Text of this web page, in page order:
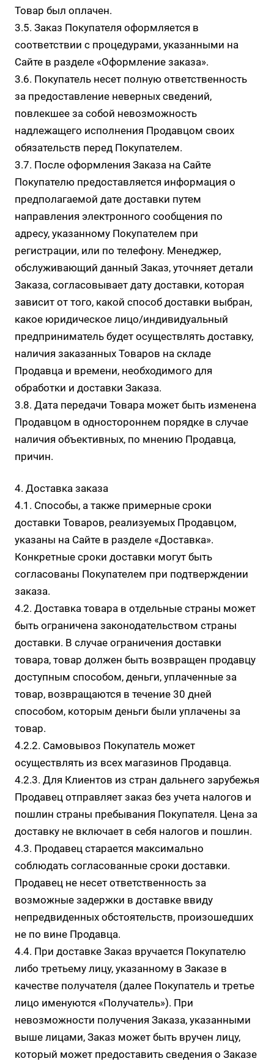
Товар был оплачен.
3.5. Заказ Покупателя оформляется в
соответствии с процедурами, указанными на
Сайте в разделе «Оформление заказа».
3.6. Покупатель несет полную ответственность
за предоставление неверных сведений,
повлекшее за собой невозможность
надлежащего исполнения Продавцом своих
обязательств перед Покупателем.
3.7. После оформления Заказа на Сайте
Покупателю предоставляется информация о
предполагаемой дате доставки путем
направления электронного сообщения по
адресу, указанному Покупателем при
регистрации, или по телефону. Менеджер,
обслуживающий данный Заказ, уточняет детали
Заказа, согласовывает дату доставки, которая
зависит от того, какой способ доставки выбран,
какое юридическое лицо/индивидуальный
предприниматель будет осуществлять доставку,
наличия заказанных Товаров на складе
Продавца и времени, необходимого для
обработки и доставки Заказа.
3.8. Дата передачи Товара может быть изменена
Продавцом в одностороннем порядке в случае
наличия объективных, по мнению Продавца,
причин.
4. Доставка заказа
4.1. Способы, а также примерные сроки
доставки Товаров, реализуемых Продавцом,
указаны на Сайте в разделе «Доставка».
Конкретные сроки доставки могут быть
согласованы Покупателем при подтверждении
заказа.
4.2. Доставка товара в отдельные страны может
быть ограничена законодательством страны
доставки. В случае ограничения доставки
товара, товар должен быть возвращен продавцу
доступным способом, деньги, уплаченные за
товар, возвращаются в течение 30 дней
способом, которым деньги были уплачены за
товар.
4.2.2. Самовывоз Покупатель может
осуществлять из всех магазинов Продавца.
4.2.3. Для Клиентов из стран дальнего зарубежья
Продавец отправляет заказ без учета налогов и
пошлин страны пребывания Покупателя. Цена за
доставку не включает в себя налогов и пошлин.
4.3. Продавец старается максимально
соблюдать согласованные сроки доставки.
Продавец не несет ответственность за
возможные задержки в доставке ввиду
непредвиденных обстоятельств, произошедших
не по вине Продавца.
4.4. При доставке Заказ вручается Покупателю
либо третьему лицу, указанному в Заказе в
качестве получателя (далее Покупатель и третье
лицо именуются «Получатель»). При
невозможности получения Заказа, указанными
выше лицами, Заказ может быть вручен лицу,
который может предоставить сведения о Заказе